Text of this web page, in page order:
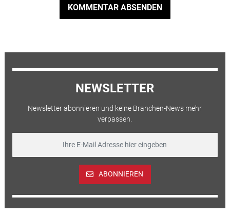
KOMMENTAR ABSENDEN
NEWSLETTER
Newsletter abonnieren und keine Branchen-News mehr
verpassen.
ABONNIEREN